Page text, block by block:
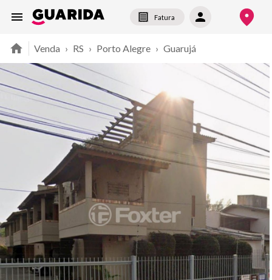
Fatura
Venda › RS › Porto Alegre › Guarujá